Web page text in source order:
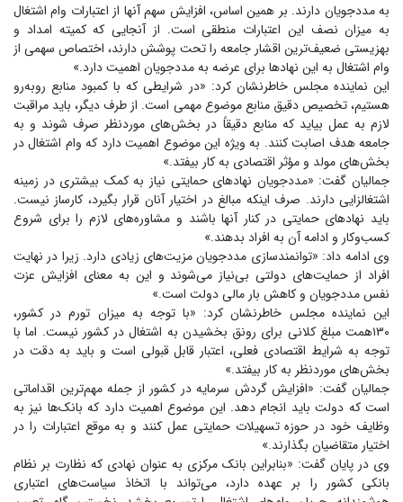
به مددجویان دارند. بر همین اساس، افزایش سهم آنها از اعتبارات وام اشتغال
به میزان نصف این اعتبارات منطقی است. از آنجایی که کمیته امداد و
بهزیستی ضعیف‌ترین اقشار جامعه را تحت پوشش دارند، اختصاص سهمی از
وام اشتغال به این نهاد‌ها برای عرضه به مددجویان اهمیت دارد.»
این نماینده مجلس خاطرنشان کرد: «در شرایطی که با کمبود منابع روبه‌رو
هستیم، تخصیص دقیق منابع موضوع مهمی است. از طرف دیگر، باید مراقبت
لازم به عمل بیاید که منابع دقیقاً در بخش‌های موردنظر صرف شوند و به
جامعه هدف اصابت کنند. به ویژه این موضوع اهمیت دارد که وام اشتغال در
بخش‌های مولد و مؤثر اقتصادی به کار بیفتد.»
جمالیان گفت: «مددجویان نهاد‌های حمایتی نیاز به کمک بیشتری در زمینه
اشتغالزایی دارند. صرف اینکه مبالغ در اختیار آنان قرار بگیرد، کارساز نیست.
باید نهاد‌های حمایتی در کنار آنها باشند و مشاوره‌های لازم را برای شروع
کسب‌و‌کار و ادامه آن به افراد بدهند.»
وی ادامه داد: «توانمندسازی مددجویان مزیت‌های زیادی دارد. زیرا در نهایت
افراد از حمایت‌های دولتی بی‌نیاز می‌شوند و این به معنای افزایش عزت
نفس مددجویان و کاهش بار مالی دولت است.»
این نماینده مجلس خاطرنشان کرد: «با توجه به میزان تورم در کشور،
۱۳۰همت مبلغ کلانی برای رونق بخشیدن به اشتغال در کشور نیست. اما با
توجه به شرایط اقتصادی فعلی، اعتبار قابل قبولی است و باید به دقت در
بخش‌های موردنظر به کار بیفتد.»
جمالیان گفت: «افزایش گردش سرمایه در کشور از جمله مهم‌ترین اقداماتی
است که دولت باید انجام دهد. این موضوع اهمیت دارد که بانک‌ها نیز به
وظایف خود در حوزه تسهیلات حمایتی عمل کنند و به موقع اعتبارات را در
اختیار متقاضیان بگذارند.»
وی در پایان گفت: «بنابراین بانک مرکزی به عنوان نهادی که نظارت بر نظام
بانکی کشور را بر عهده دارد، می‌تواند با اتخاذ سیاست‌های اعتباری